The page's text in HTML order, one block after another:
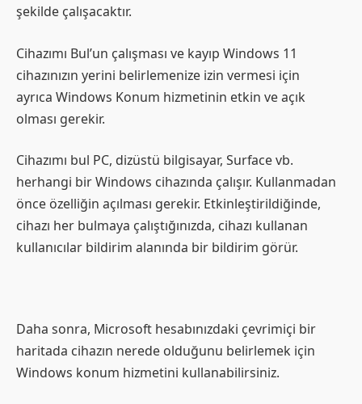
şekilde çalışacaktır.
Cihazımı Bul’un çalışması ve kayıp Windows 11
cihazınızın yerini belirlemenize izin vermesi için
ayrıca Windows Konum hizmetinin etkin ve açık
olması gerekir.
Cihazımı bul PC, dizüstü bilgisayar, Surface vb.
herhangi bir Windows cihazında çalışır. Kullanmadan
önce özelliğin açılması gerekir. Etkinleştirildiğinde,
cihazı her bulmaya çalıştığınızda, cihazı kullanan
kullanıcılar bildirim alanında bir bildirim görür.
Daha sonra, Microsoft hesabınızdaki çevrimiçi bir
haritada cihazın nerede olduğunu belirlemek için
Windows konum hizmetini kullanabilirsiniz.